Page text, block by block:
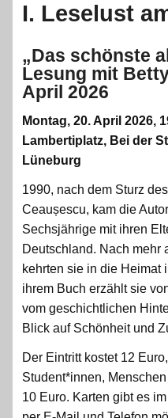
I. Leselust
„Das schönste
Lesung mit
April 2026
Montag, 20. April 2026,
Lambertiplatz, Bei der
Lüneburg
1990, nach dem Sturz
Ceaușescu, kam die
Sechsjährige mit ihren
Deutschland. Nach mehr
kehrten sie in die Heimat
ihrem Buch erzählt sie
vom geschichtlichen
Blick auf Schönheit und
Der Eintritt kostet 12
Student*innen,
10 Euro. Karten gibt es